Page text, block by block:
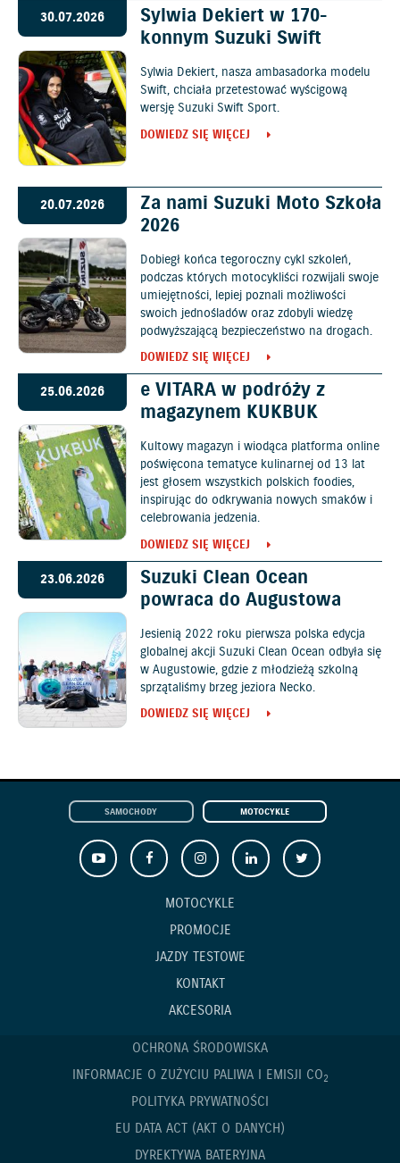
30.07.2026
Sylwia Dekiert w 170-
konnym Suzuki Swift
Sylwia Dekiert, nasza ambasadorka modelu
Swift, chciała przetestować wyścigową
wersję Suzuki Swift Sport.
DOWIEDZ SIĘ WIĘCEJ
20.07.2026
Za nami Suzuki Moto Szkoła
2026
Dobiegł końca tegoroczny cykl szkoleń,
podczas których motocykliści rozwijali swoje
umiejętności, lepiej poznali możliwości
swoich jednośladów oraz zdobyli wiedzę
podwyższającą bezpieczeństwo na drogach.
DOWIEDZ SIĘ WIĘCEJ
25.06.2026
e VITARA w podróży z
magazynem KUKBUK
Kultowy magazyn i wiodąca platforma online
poświęcona tematyce kulinarnej od 13 lat
jest głosem wszystkich polskich foodies,
inspirując do odkrywania nowych smaków i
celebrowania jedzenia.
DOWIEDZ SIĘ WIĘCEJ
23.06.2026
Suzuki Clean Ocean
powraca do Augustowa
Jesienią 2022 roku pierwsza polska edycja
globalnej akcji Suzuki Clean Ocean odbyła się
w Augustowie, gdzie z młodzieżą szkolną
sprzątaliśmy brzeg jeziora Necko.
DOWIEDZ SIĘ WIĘCEJ
SAMOCHODY MOTOCYKLE
MOTOCYKLE
PROMOCJE
JAZDY TESTOWE
KONTAKT
AKCESORIA
OCHRONA ŚRODOWISKA
INFORMACJE O ZUŻYCIU PALIWA I EMISJI CO2
POLITYKA PRYWATNOŚCI
EU DATA ACT (AKT O DANYCH)
DYREKTYWA BATERYJNA